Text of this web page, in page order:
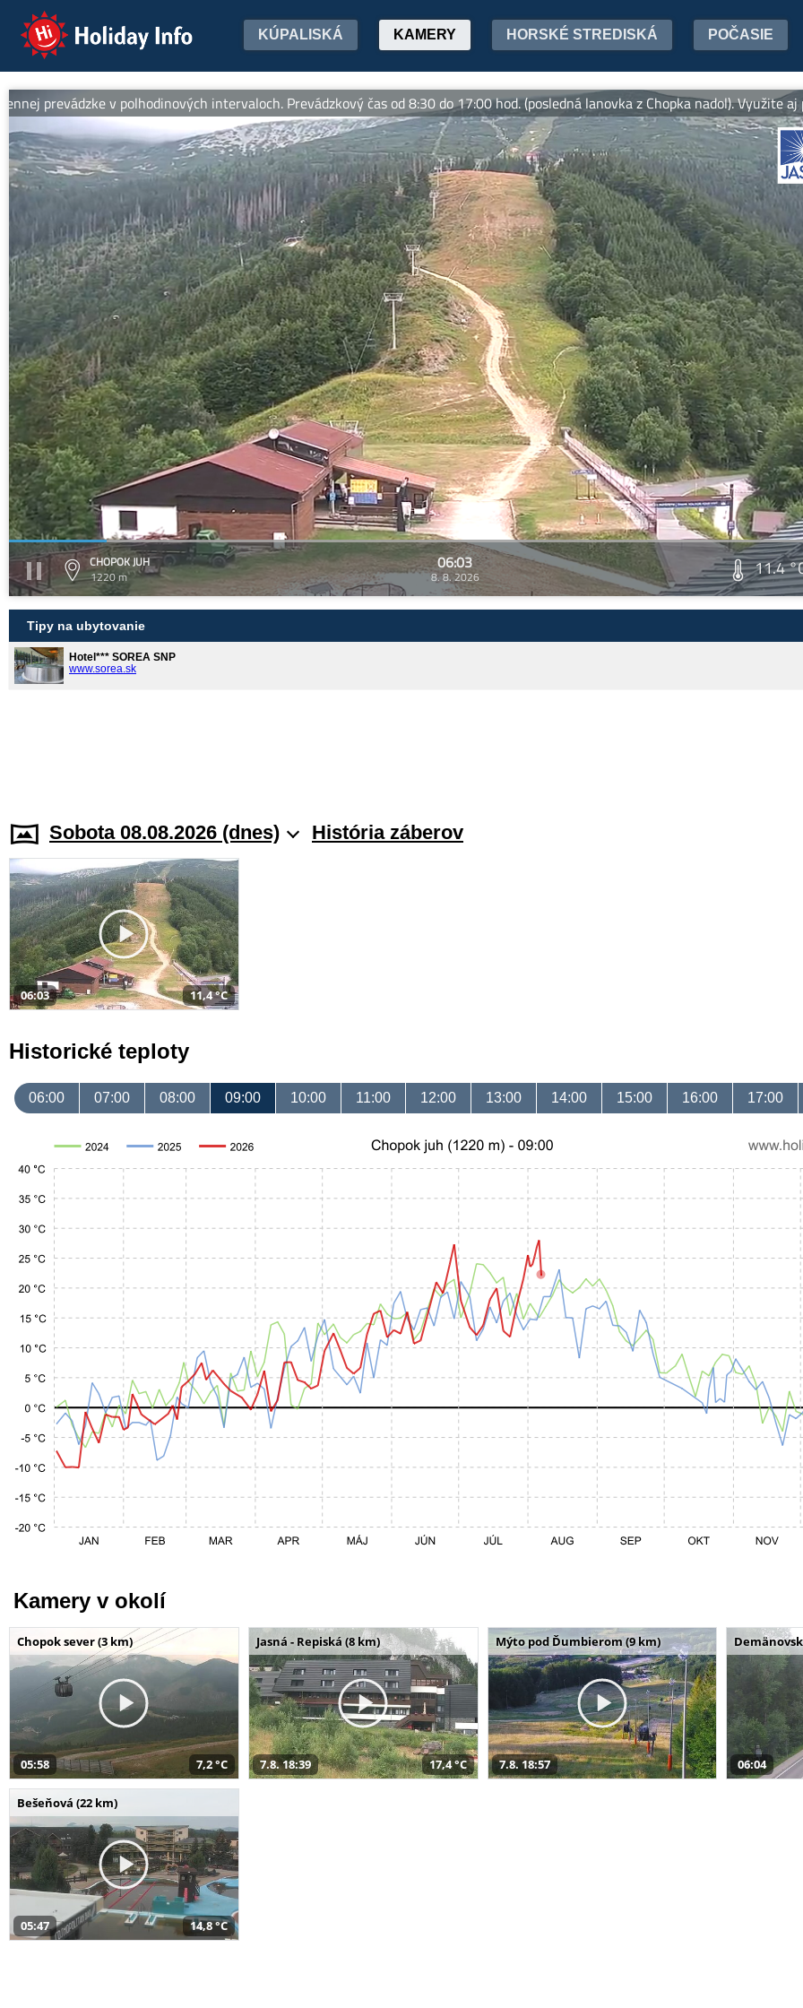
Holiday Info KÚPALISKÁ KAMERY HORSKÉ STREDISKÁ POČASIE
prevádzke v polhodinových intervaloch. Prevádzkový čas od 8:30 do 17:00 hod. (posledná lanovka z Chopka nadol). Využite aj
CHOPOK JUH
1220 m
06:03
8. 8. 2026 11.4
Tipy na ubytovanie
Hotel*** SOREA SNP
www.sorea.sk
Sobota 08.08.2026 (dnes) História záberov
06:03 11,4 °C
Historické teploty
06:00 07:00 08:00 09:00 10:00 11:00 12:00 13:00 14:00 15:00 16:00 17:00
Kamery v okolí
Chopok sever (3 km)
05:58 7,2 °C
Jasná - Repiská (8 km)
7.8. 18:39 17,4 °C
Mýto pod Ďumbierom (9 km)
7.8. 18:57 06:04
Bešeňová (22 km)
05:47 14,8 °C